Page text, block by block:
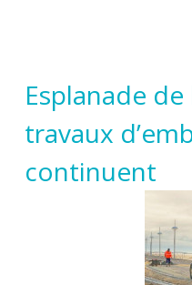
Esplanade
travaux
continuent